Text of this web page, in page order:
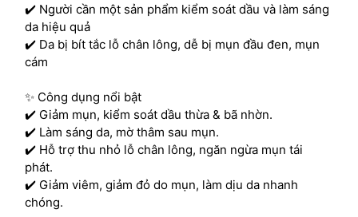
✔️ Người cần một sản phẩm kiểm soát dầu và làm sáng
da hiệu quả
✔️ Da bị bít tắc lỗ chân lông, dễ bị mụn đầu đen, mụn
cám
✨ Công dụng nổi bật
✔️ Giảm mụn, kiểm soát dầu thừa & bã nhờn.
✔️ Làm sáng da, mờ thâm sau mụn.
✔️ Hỗ trợ thu nhỏ lỗ chân lông, ngăn ngừa mụn tái
phát.
✔️ Giảm viêm, giảm đỏ do mụn, làm dịu da nhanh
chóng.